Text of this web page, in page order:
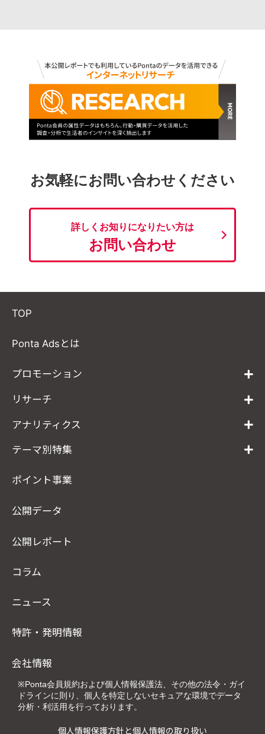
お気軽にお問い合わせください
詳しくお知りになりたい方は
お問い合わせ
TOP
Ponta Adsとは
プロモーション
リサーチ
アナリティクス
テーマ別特集
ポイント事業
公開データ
公開レポート
コラム
ニュース
特許・発明情報
会社情報
※Ponta会員規約および個人情報保護法、その他の法令・ガイ
ドラインに則り、個人を特定しないセキュアな環境でデータ
分析・利活用を行っております。
個人情報保護方針と個人情報の取り扱い